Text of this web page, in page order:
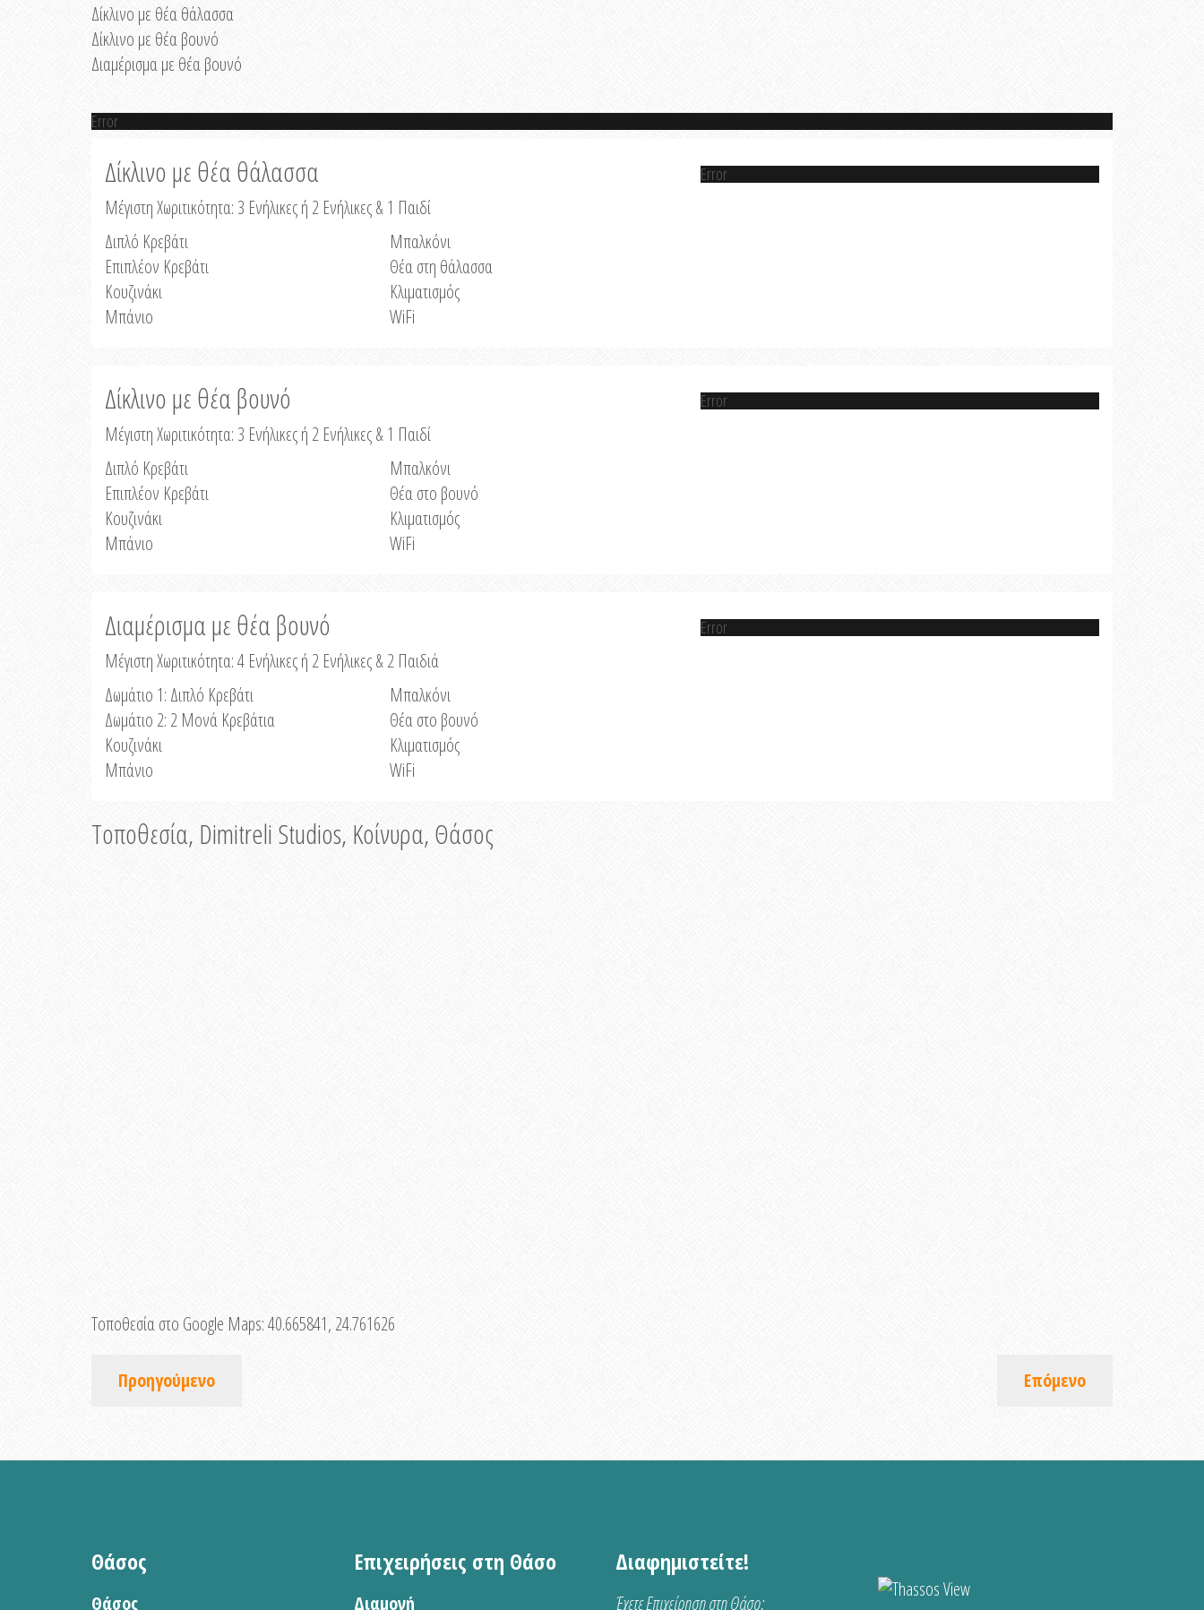
Δίκλινο με θέα θάλασσα
Δίκλινο με θέα βουνό
Διαμέρισμα με θέα βουνό
Error
Δίκλινο με θέα θάλασσα
Μέγιστη Χωριτικότητα: 3 Ενήλικες ή 2 Ενήλικες & 1 Παιδί
Διπλό Κρεβάτι
Επιπλέον Κρεβάτι
Κουζινάκι
Μπάνιο
Μπαλκόνι
Θέα στη θάλασσα
Κλιματισμός
WiFi
Error
Δίκλινο με θέα βουνό
Μέγιστη Χωριτικότητα: 3 Ενήλικες ή 2 Ενήλικες & 1 Παιδί
Διπλό Κρεβάτι
Επιπλέον Κρεβάτι
Κουζινάκι
Μπάνιο
Μπαλκόνι
Θέα στο βουνό
Κλιματισμός
WiFi
Error
Διαμέρισμα με θέα βουνό
Μέγιστη Χωριτικότητα: 4 Ενήλικες ή 2 Ενήλικες & 2 Παιδιά
Δωμάτιο 1: Διπλό Κρεβάτι
Δωμάτιο 2: 2 Μονά Κρεβάτια
Κουζινάκι
Μπάνιο
Μπαλκόνι
Θέα στο βουνό
Κλιματισμός
WiFi
Error
Τοποθεσία, Dimitreli Studios, Κοίνυρα, Θάσος
Τοποθεσία στο Google Maps:40.665841, 24.761626
Προηγούμενο Επόμενο
Θάσος
Θάσος
Επιχειρήσεις στη Θάσο
Διαμονή
Διαφημιστείτε!
Έχετε Επιχείρηση στη Θάσο;